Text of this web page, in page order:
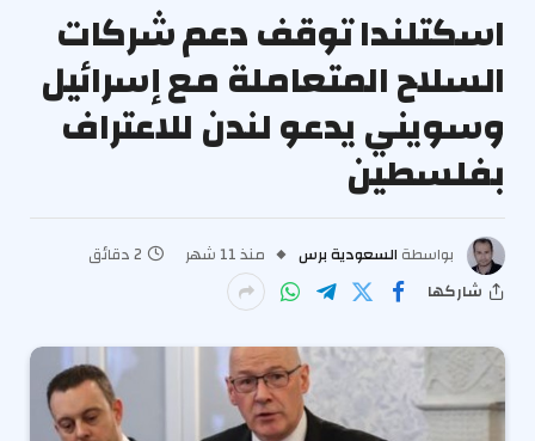
اسكتلندا توقف دعم شركات
السلاح المتعاملة مع إسرائيل
وسويني يدعو لندن للاعتراف
بفلسطين
بواسطة السعودية برس منذ 11 شهر
2 دقائق
شاركها